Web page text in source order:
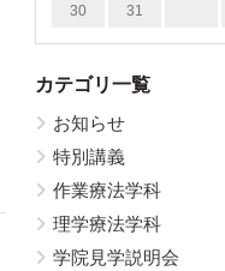
30 31
カテゴリ一覧
お知らせ
特別講義
作業療法学科
理学療法学科
学院見学説明会